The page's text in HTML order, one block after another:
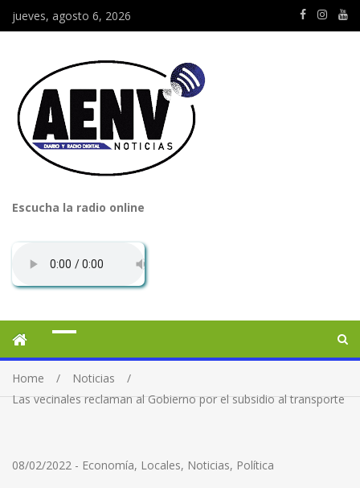
jueves, agosto 6, 2026
Escucha la radio online
Home
Noticias
Las vecinales reclaman al Gobierno por el subsidio al transporte
08/02/2022 - Economía, Locales, Noticias, Política